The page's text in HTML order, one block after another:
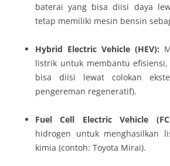
baterai yang bisa diisi daya
tetap memiliki mesin bensin
Hybrid Electric Vehicle (HEV):
listrik untuk membantu
bisa diisi lewat colokan
pengereman regeneratif).
Fuel Cell Electric Vehicle
hidrogen untuk menghasilkan
kimia (contoh: Toyota Mirai).